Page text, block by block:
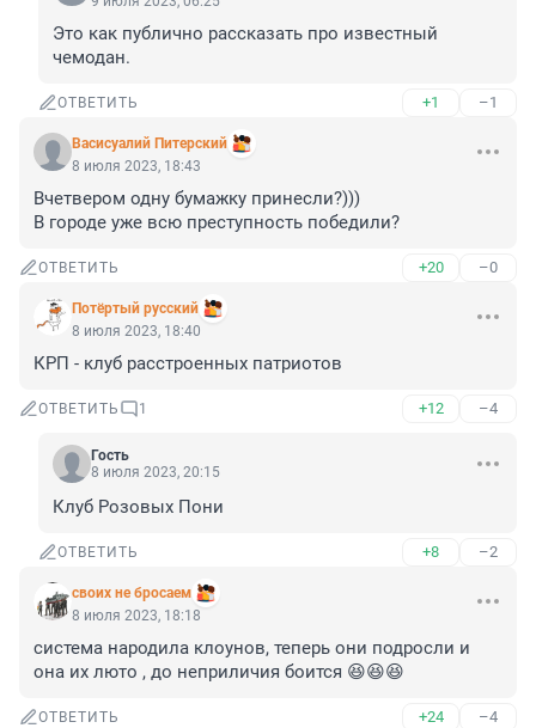
Это как публично рассказать про известный
чемодан.
ОТВЕТИТЬ +1 –1
Васисуалий Питерский
8 июля 2023, 18:43
Вчетвером одну бумажку принесли?)))
В городе уже всю преступность победили?
ОТВЕТИТЬ +20 –0
Потёртый русский
8 июля 2023, 18:40
КРП - клуб расстроенных патриотов
ОТВЕТИТЬ 1 +12 –4
Гость
8 июля 2023, 20:15
Клуб Розовых Пони
ОТВЕТИТЬ +8 –2
своих не бросаем
8 июля 2023, 18:18
система народила клоунов, теперь они подросли и
она их люто , до неприличия боится 😆😆😆
ОТВЕТИТЬ +24 –4